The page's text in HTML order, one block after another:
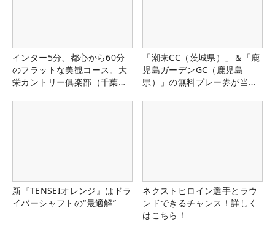
インター5分、都心から60分
のフラットな美観コース。大
栄カントリー俱楽部（千葉
「潮来CC（茨城県）」＆「鹿
児島ガーデンGC（鹿児島
県）」の無料プレー券が当た
新『TENSEIオレンジ』はドラ
イバーシャフトの“最適解”
ネクストヒロイン選手とラウ
ンドできるチャンス！詳しく
はこちら！